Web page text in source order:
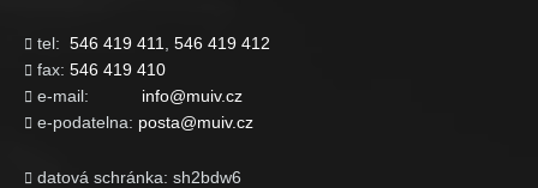
 tel: 546 419 411 546 419 412
 fax: 546 419 410
 e-mail: info@muiv.cz
 e-podatelna: posta@muiv.cz
 datová schránka: sh2bdw6